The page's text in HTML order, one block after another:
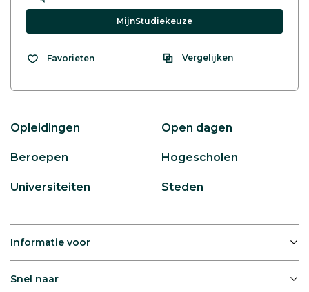
MijnStudiekeuze
Favorieten Vergelijken
Opleidingen Open dagen
Beroepen Hogescholen
Universiteiten Steden
Informatie voor
Snel naar